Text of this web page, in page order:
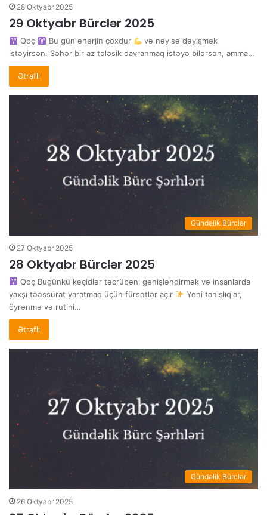
28 Oktyabr 2025
29 Oktyabr Bürclər 2025
Qoç Bu gün enerjin çoxdur
və nəyisə dəyişmək
istəyirsən. Səhər bir az tələsik davranmaq istəyə bilərsən, amma…
Ətraflı
Gündəlik Bürclər
27 Oktyabr 2025
28 Oktyabr Bürclər 2025
Qoç Bugünkü keçidlər təcrübəni genişləndirmək və insanlarda
yaxşı təəssürat yaratmaq üçün fürsətlər açır
Yeni tanışlıqlar,
öyrənmə və rutini…
Ətraflı
Gündəlik Bürclər
26 Oktyabr 2025